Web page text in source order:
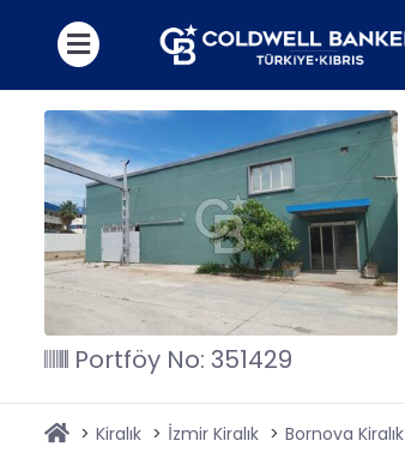
Portföy No: 351429
Kiralık İzmir Kiralık Bornova Kiralık